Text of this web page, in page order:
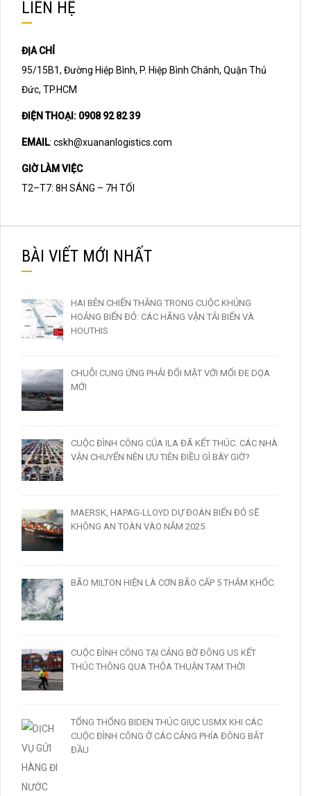
LIÊN HỆ
ĐỊA CHỈ
95/15B1, Đường Hiệp Bình, P. Hiệp Bình Chánh, Quận Thủ
Đức, TP.HCM
ĐIỆN THOẠI: 0908 92 82 39
EMAIL: cskh@xuananlogistics.com
GIỜ LÀM VIỆC
T2–T7: 8H SÁNG – 7H TỐI
BÀI VIẾT MỚI NHẤT
HAI BÊN CHIẾN THẮNG TRONG CUỘC KHỦNG
HOẢNG BIỂN ĐỎ: CÁC HÃNG VẬN TẢI BIỂN VÀ
HOUTHIS
CHUỖI CUNG ỨNG PHẢI ĐỐI MẶT VỚI MỐI ĐE DỌA
MỚI
CUỘC ĐÌNH CÔNG CỦA ILA ĐÃ KẾT THÚC. CÁC NHÀ
VẬN CHUYỂN NÊN ƯU TIÊN ĐIỀU GÌ BÂY GIỜ?
MAERSK, HAPAG-LLOYD DỰ ĐOÁN BIỂN ĐỎ SẼ
KHÔNG AN TOÀN VÀO NĂM 2025
BÃO MILTON HIỆN LÀ CƠN BÃO CẤP 5 THẢM KHỐC.
CUỘC ĐÌNH CÔNG TẠI CẢNG BỜ ĐÔNG US KẾT
THÚC THÔNG QUA THỎA THUẬN TẠM THỜI
TỔNG THỐNG BIDEN THÚC GIỤC USMX KHI CÁC
CUỘC ĐÌNH CÔNG Ở CÁC CẢNG PHÍA ĐÔNG BẮT
ĐẦU